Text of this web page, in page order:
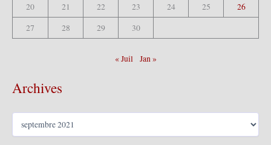
20
21 22 23 24 25
26
27
28 29 30
« Juil Jan »
Archives
A